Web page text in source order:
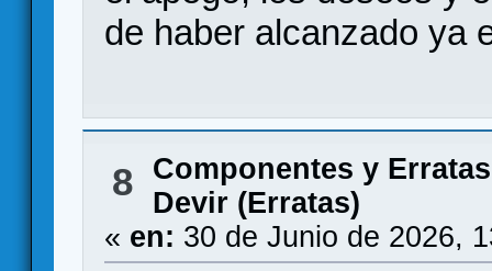
de haber alcanzado ya
8 Componentes y Erratas
Devir (Erratas)
« en: 30 de Junio de 2026,